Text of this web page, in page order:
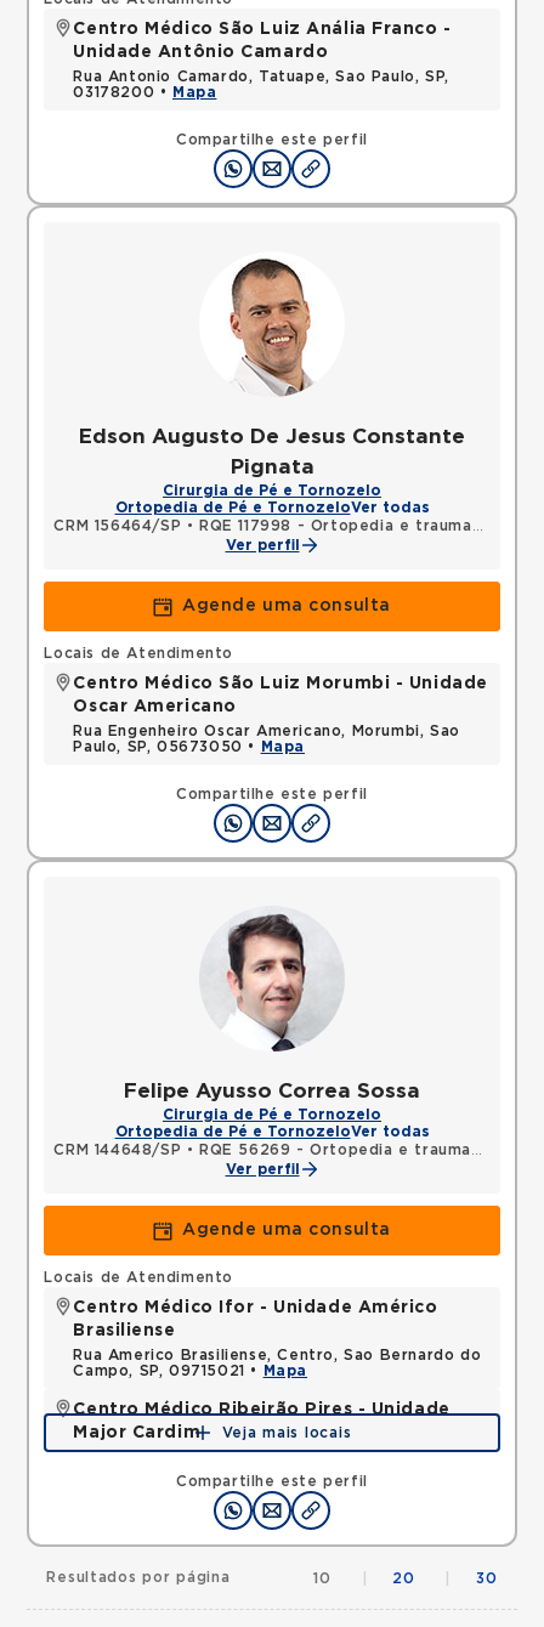
Compartilhe este perfil
Centro Médico São Luiz Anália Franco -
Unidade Antônio Camardo
Rua Antonio Camardo, Tatuape, Sao Paulo, SP,
03178200 •
Mapa
Edson Augusto De Jesus Constante
Pignata
Cirurgia de Pé e Tornozelo
Ortopedia de Pé e TornozeloVer todas
CRM 156464/SP •
RQE 117998 - Ortopedia e traumatologia
Ver perfil
Agende uma consulta
Compartilhe este perfil
Locais de Atendimento
Centro Médico São Luiz Morumbi - Unidade
Oscar Americano
Rua Engenheiro Oscar Americano, Morumbi, Sao
Paulo, SP, 05673050 •
Mapa
Felipe Ayusso Correa Sossa
Cirurgia de Pé e Tornozelo
Ortopedia de Pé e TornozeloVer todas
CRM 144648/SP •
RQE 56269 - Ortopedia e traumatologia
Ver perfil
Agende uma consulta
Compartilhe este perfil
Locais de Atendimento
Centro Médico Ifor - Unidade Américo
Brasiliense
Rua Americo Brasiliense, Centro, Sao Bernardo do
Campo, SP, 09715021 •
Mapa
Centro Médico Ribeirão Pires - Unidade
Major Cardim
Rua Major Cardim, Suissa, Ribeirao Pires, SP,
Mapa
Veja mais locais
Resultados por página 10 20 30